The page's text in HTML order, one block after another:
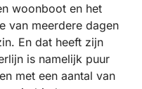
woonboot en het
van meerdere dagen
En dat heeft zijn
is namelijk puur
met een aantal van